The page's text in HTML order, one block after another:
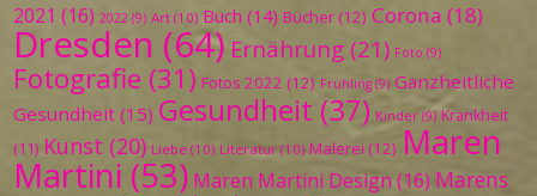
2021 (16) 2022 (9) Art (10) Buch (14) Bücher (12) Corona (18)
Dresden (64) Ernährung (21) Foto (9)
Fotografie (31) Fotos 2022 (12) Frühling (9) Ganzheitliche
Gesundheit (15) Gesundheit (37) Kinder (9) Krankheit
(11) Kunst (20) Liebe (10) Literatur (10) Malerei (12) Maren
Martini (53) Maren Martini Design (16) Marens